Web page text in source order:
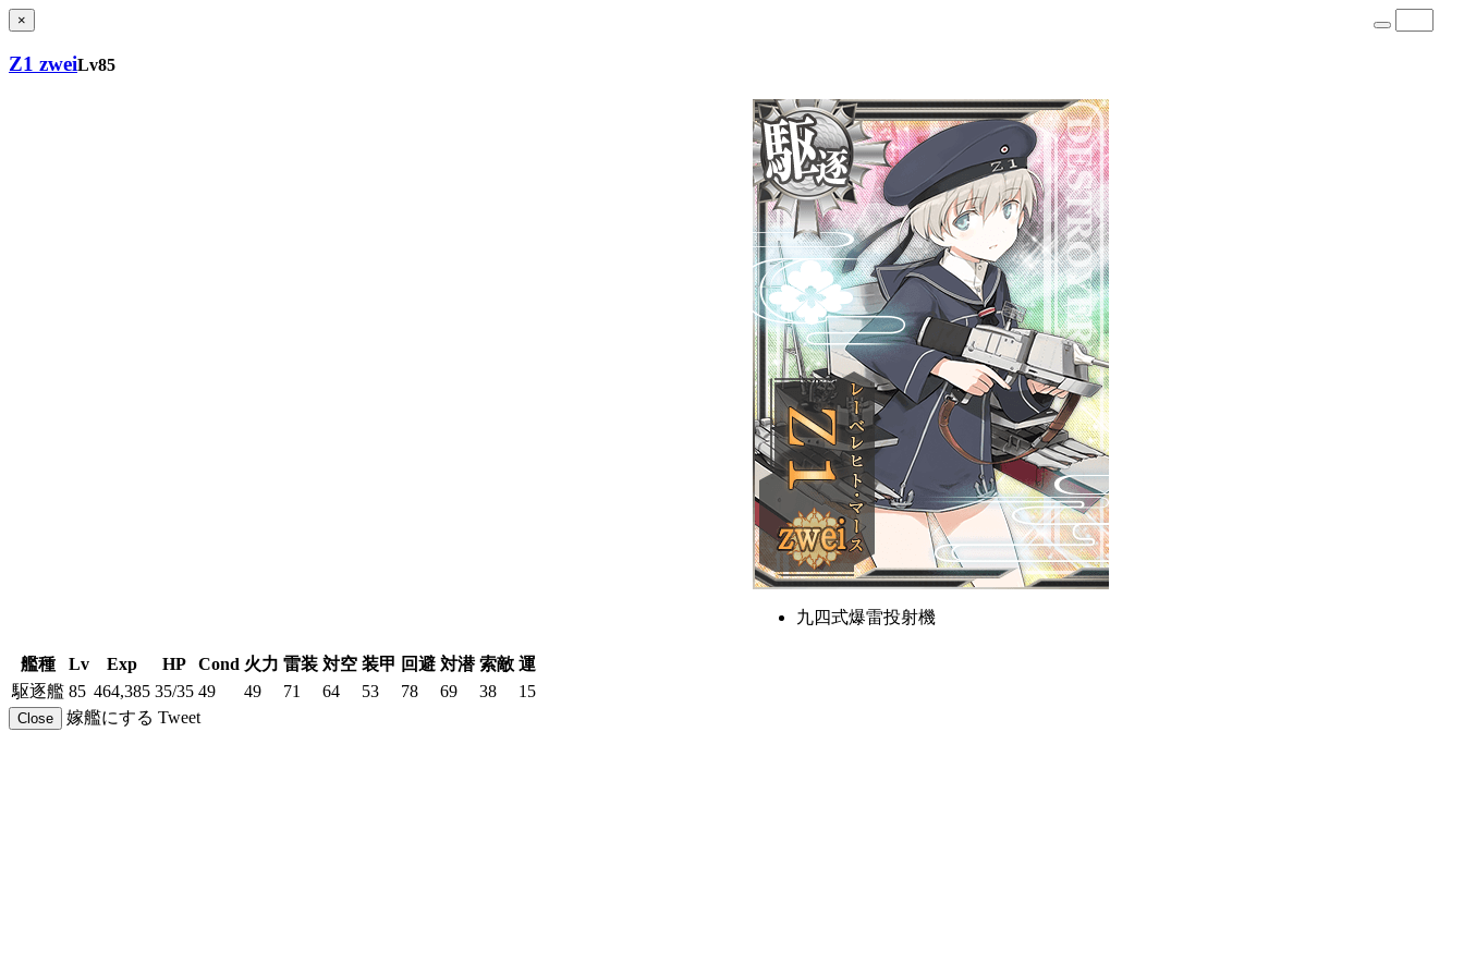
×
Z1 zweiLv85
九四式爆雷投射機
艦種 Lv Exp HP Cond 火力 雷装 対空 装甲 回避 対潜 索敵 運
駆逐艦 85 464,385 35/35 49 49 71 64 53 78 69 38 15
Close 嫁艦にする Tweet